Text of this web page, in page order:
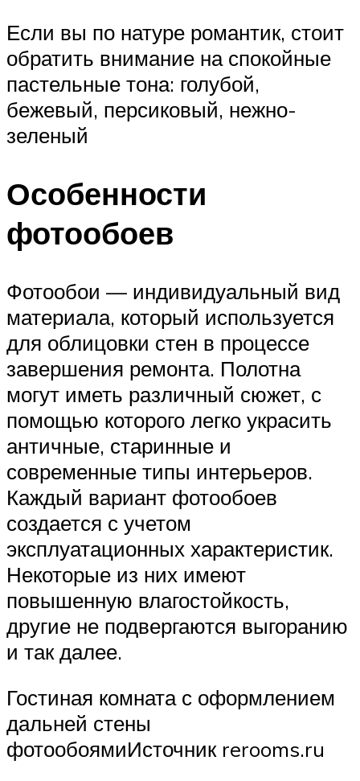
Если вы по натуре романтик, стоит
обратить внимание на спокойные
пастельные тона: голубой,
бежевый, персиковый, нежно-
зеленый
Особенности
фотообоев
Фотообои — индивидуальный вид
материала, который используется
для облицовки стен в процессе
завершения ремонта. Полотна
могут иметь различный сюжет, с
помощью которого легко украсить
античные, старинные и
современные типы интерьеров.
Каждый вариант фотообоев
создается с учетом
эксплуатационных характеристик.
Некоторые из них имеют
повышенную влагостойкость,
другие не подвергаются выгоранию
и так далее.
Гостиная комната с оформлением
дальней стены
фотообоямиИсточник rerooms.ru